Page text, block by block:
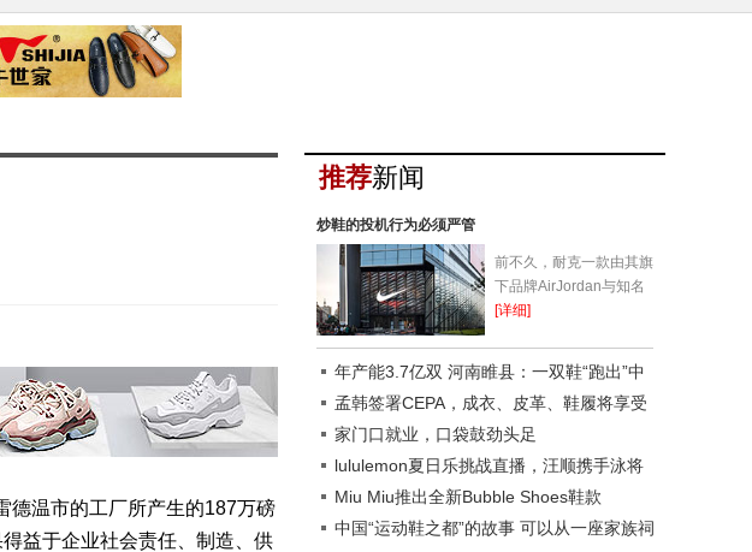
德温市的工厂所产生的187万磅
益于企业社会责任、制造、供
推荐新闻
炒鞋的投机行为必须严管
前不久，耐克一款由其旗
下品牌AirJordan与知名
音乐人、知名设计师三方
鞋难求。在...
[详细]
年产能3.7亿双 河南睢县：一双鞋“跑出”中
原加速度
孟韩签署CEPA，成衣、皮革、鞋履将享受
韩国优惠关税
家门口就业，口袋鼓劲头足
lululemon夏日乐挑战直播，汪顺携手泳将
传递运动快乐
Miu Miu推出全新Bubble Shoes鞋款
中国“运动鞋之都”的故事 可以从一座家族祠